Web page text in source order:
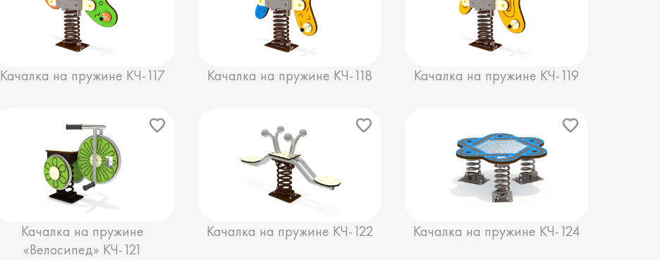
Качалка на пружине КЧ-117 Качалка на пружине КЧ-118 Качалка на пружине КЧ-119
Качалка на пружине
«Велосипед» КЧ-121
Качалка на пружине КЧ-122 Качалка на пружине КЧ-124